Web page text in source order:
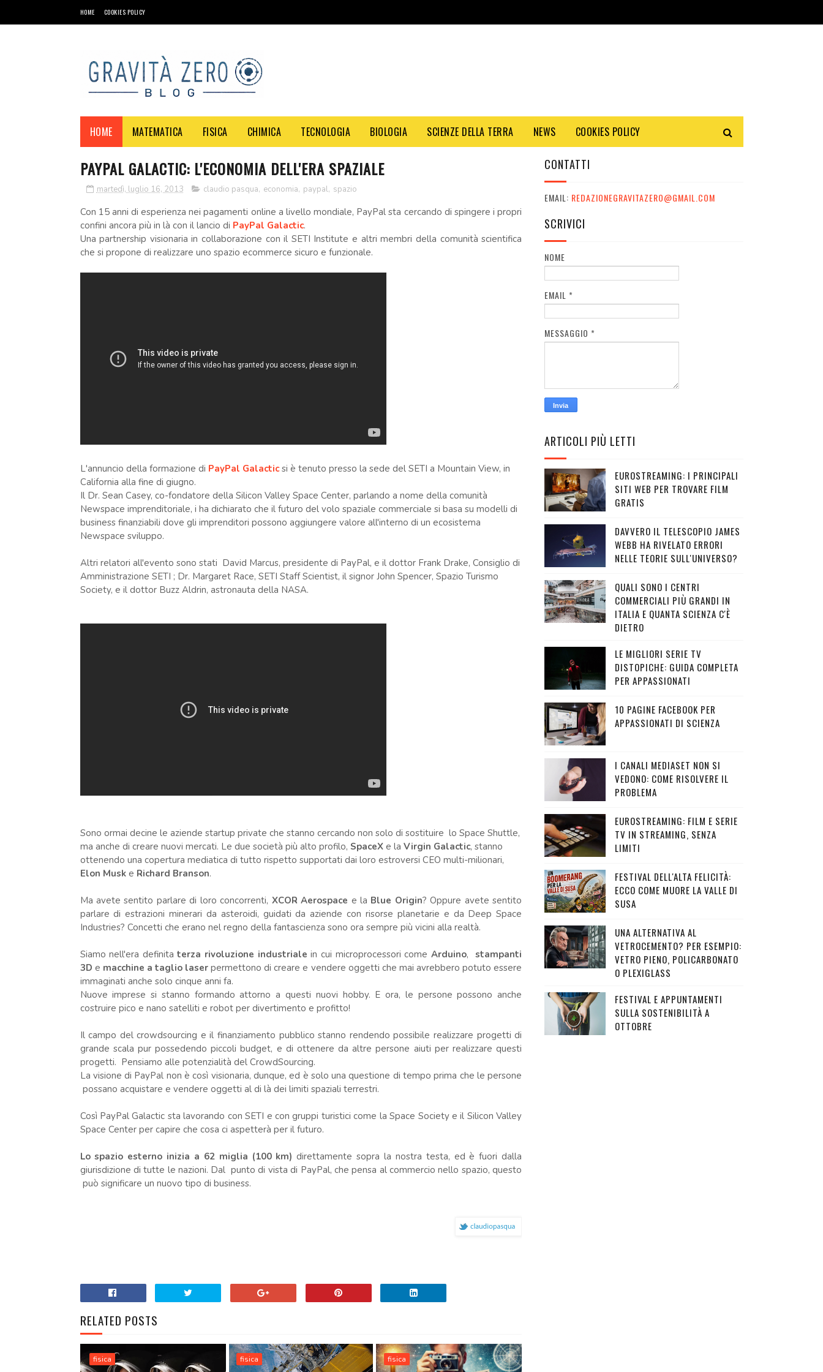
HOME COOKIES POLICY
HOME MATEMATICA FISICA CHIMICA TECNOLOGIA BIOLOGIA SCIENZE DELLA TERRA NEWS COOKIES POLICY
PAYPAL GALACTIC: L'ECONOMIA DELL'ERA SPAZIALE
martedì, luglio 16, 2013 claudio pasqua, economia, paypal, spazio
Con 15 anni di esperienza nei pagamenti online a livello mondiale, PayPal sta cercando di spingere i propri
confini ancora più in là con il lancio di PayPal Galactic.
Una partnership visionaria in collaborazione con il SETI Institute e altri membri della comunità scientifica
che si propone di realizzare uno spazio ecommerce sicuro e funzionale.
L'annuncio della formazione di PayPal Galacticsi è tenuto presso la sede del SETI a Mountain View, in
California alla fine di giugno.
Il Dr. Sean Casey, co-fondatore della Silicon Valley Space Center, parlando a nome della comunità
Newspace imprenditoriale, i ha dichiarato che il futuro del volo spaziale commerciale si basa su modelli di
business finanziabili dove gli imprenditori possono aggiungere valore all'interno di un ecosistema
Newspace sviluppo.
Altri relatori all'evento sono stati David Marcus, presidente di PayPal, e il dottor Frank Drake, Consiglio di
Amministrazione SETI ; Dr. Margaret Race, SETI Staff Scientist, il signor John Spencer, Spazio Turismo
Society, e il dottor Buzz Aldrin, astronauta della NASA.
Sono ormai decine le aziende startup private che stanno cercando non solo di sostituire lo Space Shuttle,
ma anche di creare nuovi mercati. Le due società più alto profilo, SpaceXe la Virgin Galactic, stanno
ottenendo una copertura mediatica di tutto rispetto supportati dai loro estroversi CEO multi-milionari,
Elon Musk e Richard Branson.
Ma avete sentito parlare di loro concorrenti, XCOR Aerospace e la Blue Origin? Oppure avete sentito
parlare di estrazioni minerari da asteroidi, guidati da aziende con risorse planetarie e da Deep Space
Industries? Concetti che erano nel regno della fantascienza sono ora sempre più vicini alla realtà.
Siamo nell'era definitaterza rivoluzione industriale in cui microprocessori come Arduino, stampanti
3D e macchine a taglio laserpermettono di creare e vendere oggetti che mai avrebbero potuto essere
immaginati anche solo cinque anni fa.
Nuove imprese si stanno formando attorno a questi nuovi hobby. E ora, le persone possono anche
costruire pico e nano satelliti e robot per divertimento e profitto!
Il campo del crowdsourcing e il finanziamento pubblico stanno rendendo possibile realizzare progetti di
grande scala pur possedendo piccoli budget, e di ottenere da altre persone aiuti per realizzare questi
progetti. Pensiamo alle potenzialità del CrowdSourcing.
La visione di PayPal non è così visionaria, dunque, ed è solo una questione di tempo prima che le persone
possano acquistare e vendere oggetti al di là dei limiti spaziali terrestri.
Così PayPal Galactic sta lavorando con SETI e con gruppi turistici come la Space Society e il Silicon Valley
Space Center per capire che cosa ci aspetterà per il futuro.
Lo spazio esterno inizia a 62 miglia (100 km)direttamente sopra la nostra testa, ed è fuori dalla
giurisdizione di tutte le nazioni. Dal punto di vista di PayPal, che pensa al commercio nello spazio, questo
può significare un nuovo tipo di business.
RELATED POSTS
fisica fisica fisica
CONTATTI
EMAIL: REDAZIONEGRAVITAZERO@GMAIL.COM
SCRIVICI
NOME
EMAIL *
MESSAGGIO *
ARTICOLI PIÙ LETTI
EUROSTREAMING: I PRINCIPALI
SITI WEB PER TROVARE FILM
GRATIS
DAVVERO IL TELESCOPIO JAMES
WEBB HA RIVELATO ERRORI
NELLE TEORIE SULL'UNIVERSO?
QUALI SONO I CENTRI
COMMERCIALI PIÙ GRANDI IN
ITALIA E QUANTA SCIENZA C'È
DIETRO
LE MIGLIORI SERIE TV
DISTOPICHE: GUIDA COMPLETA
PER APPASSIONATI
10 PAGINE FACEBOOK PER
APPASSIONATI DI SCIENZA
I CANALI MEDIASET NON SI
VEDONO: COME RISOLVERE IL
PROBLEMA
EUROSTREAMING: FILM E SERIE
TV IN STREAMING, SENZA
LIMITI
FESTIVAL DELL'ALTA FELICITÀ:
ECCO COME MUORE LA VALLE DI
SUSA
UNA ALTERNATIVA AL
VETROCEMENTO? PER ESEMPIO:
VETRO PIENO, POLICARBONATO
O PLEXIGLASS
FESTIVAL E APPUNTAMENTI
SULLA SOSTENIBILITÀ A
OTTOBRE